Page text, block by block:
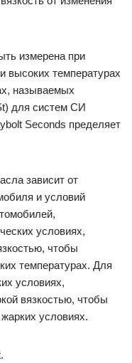
измерена при
высоких температурах
называемых
для систем СИ
Seconds пределяет
зависит от
и условий
условиях,
чтобы
температурах. Для
условиях,
вязкостью, чтобы
условиях.